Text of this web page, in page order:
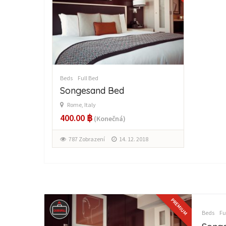
Beds Full Bed
Songesand Bed
Rome, Italy
400.00 ฿ (Konečná)
787 Zobrazení 14. 12. 2018
PREMIUM Beds